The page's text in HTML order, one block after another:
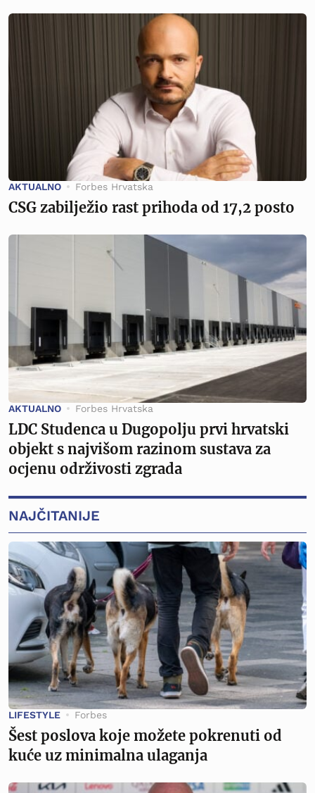
AKTUALNO Forbes Hrvatska
CSG zabilježio rast prihoda od 17,2 posto
AKTUALNO Forbes Hrvatska
LDC Studenca u Dugopolju prvi hrvatski
objekt s najvišom razinom sustava za
ocjenu održivosti zgrada
NAJČITANIJE
LIFESTYLE Forbes
Šest poslova koje možete pokrenuti od
kuće uz minimalna ulaganja